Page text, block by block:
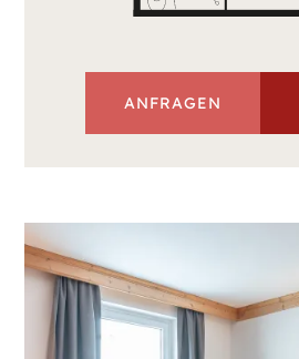
ANFRAGEN